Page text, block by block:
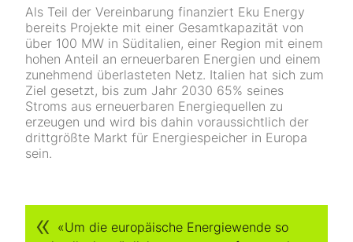
Als Teil der Vereinbarung finanziert Eku Energy
bereits Projekte mit einer Gesamt­kapazität von
über 100 MW in Süditalien, einer Region mit einem
hohen Anteil an er­neuerbaren Energien und einem
zunehmend überlasteten Netz. Italien hat sich zum
Ziel gesetzt, bis zum Jahr 2030 65% seines
Stroms aus erneuerbaren Energiequellen zu
erzeugen und wird bis dahin voraussichtlich der
drittgrößte Markt für Energiespeicher in Europa
sein.
«Um die europäische Energiewende so